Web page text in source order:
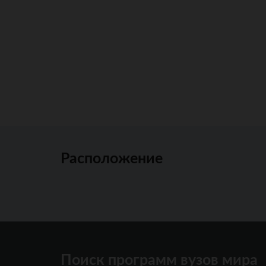
Расположение
Поиск программ вузов мира